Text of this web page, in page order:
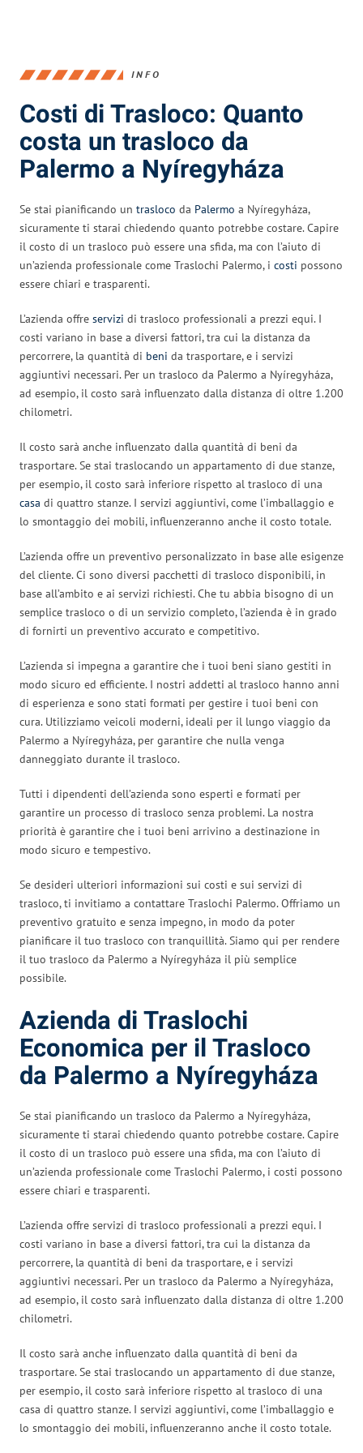
INFO
Costi di Trasloco: Quanto
costa un trasloco da
Palermo a Nyíregyháza
Se stai pianificando un trasloco da Palermo a Nyíregyháza,
sicuramente ti starai chiedendo quanto potrebbe costare. Capire
il costo di un trasloco può essere una sfida, ma con l’aiuto di
un’azienda professionale come Traslochi Palermo, i costi possono
essere chiari e trasparenti.
L’azienda offre servizi di trasloco professionali a prezzi equi. I
costi variano in base a diversi fattori, tra cui la distanza da
percorrere, la quantità di beni da trasportare, e i servizi
aggiuntivi necessari. Per un trasloco da Palermo a Nyíregyháza,
ad esempio, il costo sarà influenzato dalla distanza di oltre 1.200
chilometri.
Il costo sarà anche influenzato dalla quantità di beni da
trasportare. Se stai traslocando un appartamento di due stanze,
per esempio, il costo sarà inferiore rispetto al trasloco di una
casa di quattro stanze. I servizi aggiuntivi, come l’imballaggio e
lo smontaggio dei mobili, influenzeranno anche il costo totale.
L’azienda offre un preventivo personalizzato in base alle esigenze
del cliente. Ci sono diversi pacchetti di trasloco disponibili, in
base all’ambito e ai servizi richiesti. Che tu abbia bisogno di un
semplice trasloco o di un servizio completo, l’azienda è in grado
di fornirti un preventivo accurato e competitivo.
L’azienda si impegna a garantire che i tuoi beni siano gestiti in
modo sicuro ed efficiente. I nostri addetti al trasloco hanno anni
di esperienza e sono stati formati per gestire i tuoi beni con
cura. Utilizziamo veicoli moderni, ideali per il lungo viaggio da
Palermo a Nyíregyháza, per garantire che nulla venga
danneggiato durante il trasloco.
Tutti i dipendenti dell’azienda sono esperti e formati per
garantire un processo di trasloco senza problemi. La nostra
priorità è garantire che i tuoi beni arrivino a destinazione in
modo sicuro e tempestivo.
Se desideri ulteriori informazioni sui costi e sui servizi di
trasloco, ti invitiamo a contattare Traslochi Palermo. Offriamo un
preventivo gratuito e senza impegno, in modo da poter
pianificare il tuo trasloco con tranquillità. Siamo qui per rendere
il tuo trasloco da Palermo a Nyíregyháza il più semplice
possibile.
Azienda di Traslochi
Economica per il Trasloco
da Palermo a Nyíregyháza
Se stai pianificando un trasloco da Palermo a Nyíregyháza,
sicuramente ti starai chiedendo quanto potrebbe costare. Capire
il costo di un trasloco può essere una sfida, ma con l’aiuto di
un’azienda professionale come Traslochi Palermo, i costi possono
essere chiari e trasparenti.
L’azienda offre servizi di trasloco professionali a prezzi equi. I
costi variano in base a diversi fattori, tra cui la distanza da
percorrere, la quantità di beni da trasportare, e i servizi
aggiuntivi necessari. Per un trasloco da Palermo a Nyíregyháza,
ad esempio, il costo sarà influenzato dalla distanza di oltre 1.200
chilometri.
Il costo sarà anche influenzato dalla quantità di beni da
trasportare. Se stai traslocando un appartamento di due stanze,
per esempio, il costo sarà inferiore rispetto al trasloco di una
casa di quattro stanze. I servizi aggiuntivi, come l’imballaggio e
lo smontaggio dei mobili, influenzeranno anche il costo totale.